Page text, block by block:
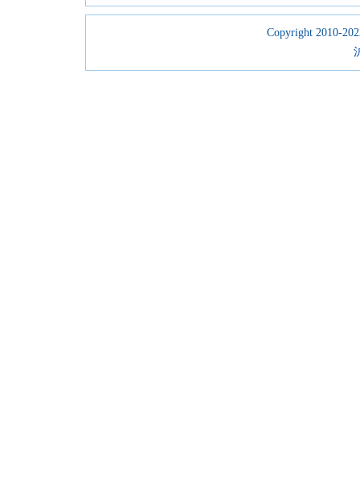
Copyright 2010-